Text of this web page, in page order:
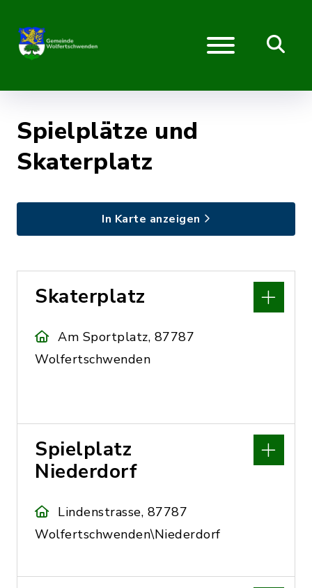
Spielplätze und
Skaterplatz
In Karte anzeigen
Skaterplatz
Am Sportplatz, 87787
Wolfertschwenden
Spielplatz
Niederdorf
Lindenstrasse, 87787
Wolfertschwenden\Niederdorf